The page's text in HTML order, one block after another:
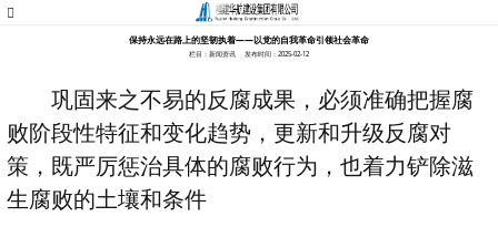
保持永远在路上的坚韧执着——以党的自我革命引领社会革命
栏目：新闻资讯 发布时间：2025-02-12
巩固来之不易的反腐成果，必须准确把握腐
败阶段性特征和变化趋势，更新和升级反腐对
策，既严厉惩治具体的腐败行为，也着力铲除滋
生腐败的土壤和条件